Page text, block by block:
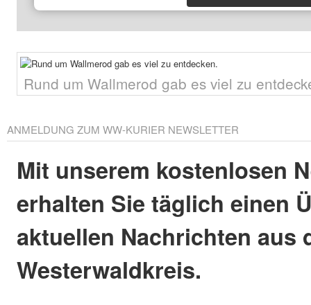
Rund um Wallmerod gab es viel zu
ANMELDUNG ZUM WW-KURIER NEWSLETTER
Mit unserem kostenlosen
erhalten Sie täglich einen
aktuellen Nachrichten aus
Westerwaldkreis.